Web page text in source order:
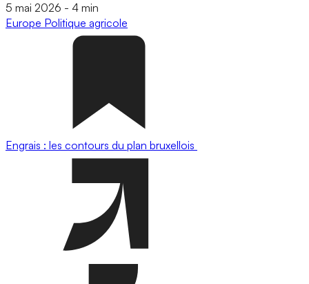
5 mai 2026 - 4 min
Europe Politique agricole
Engrais : les contours du plan bruxellois